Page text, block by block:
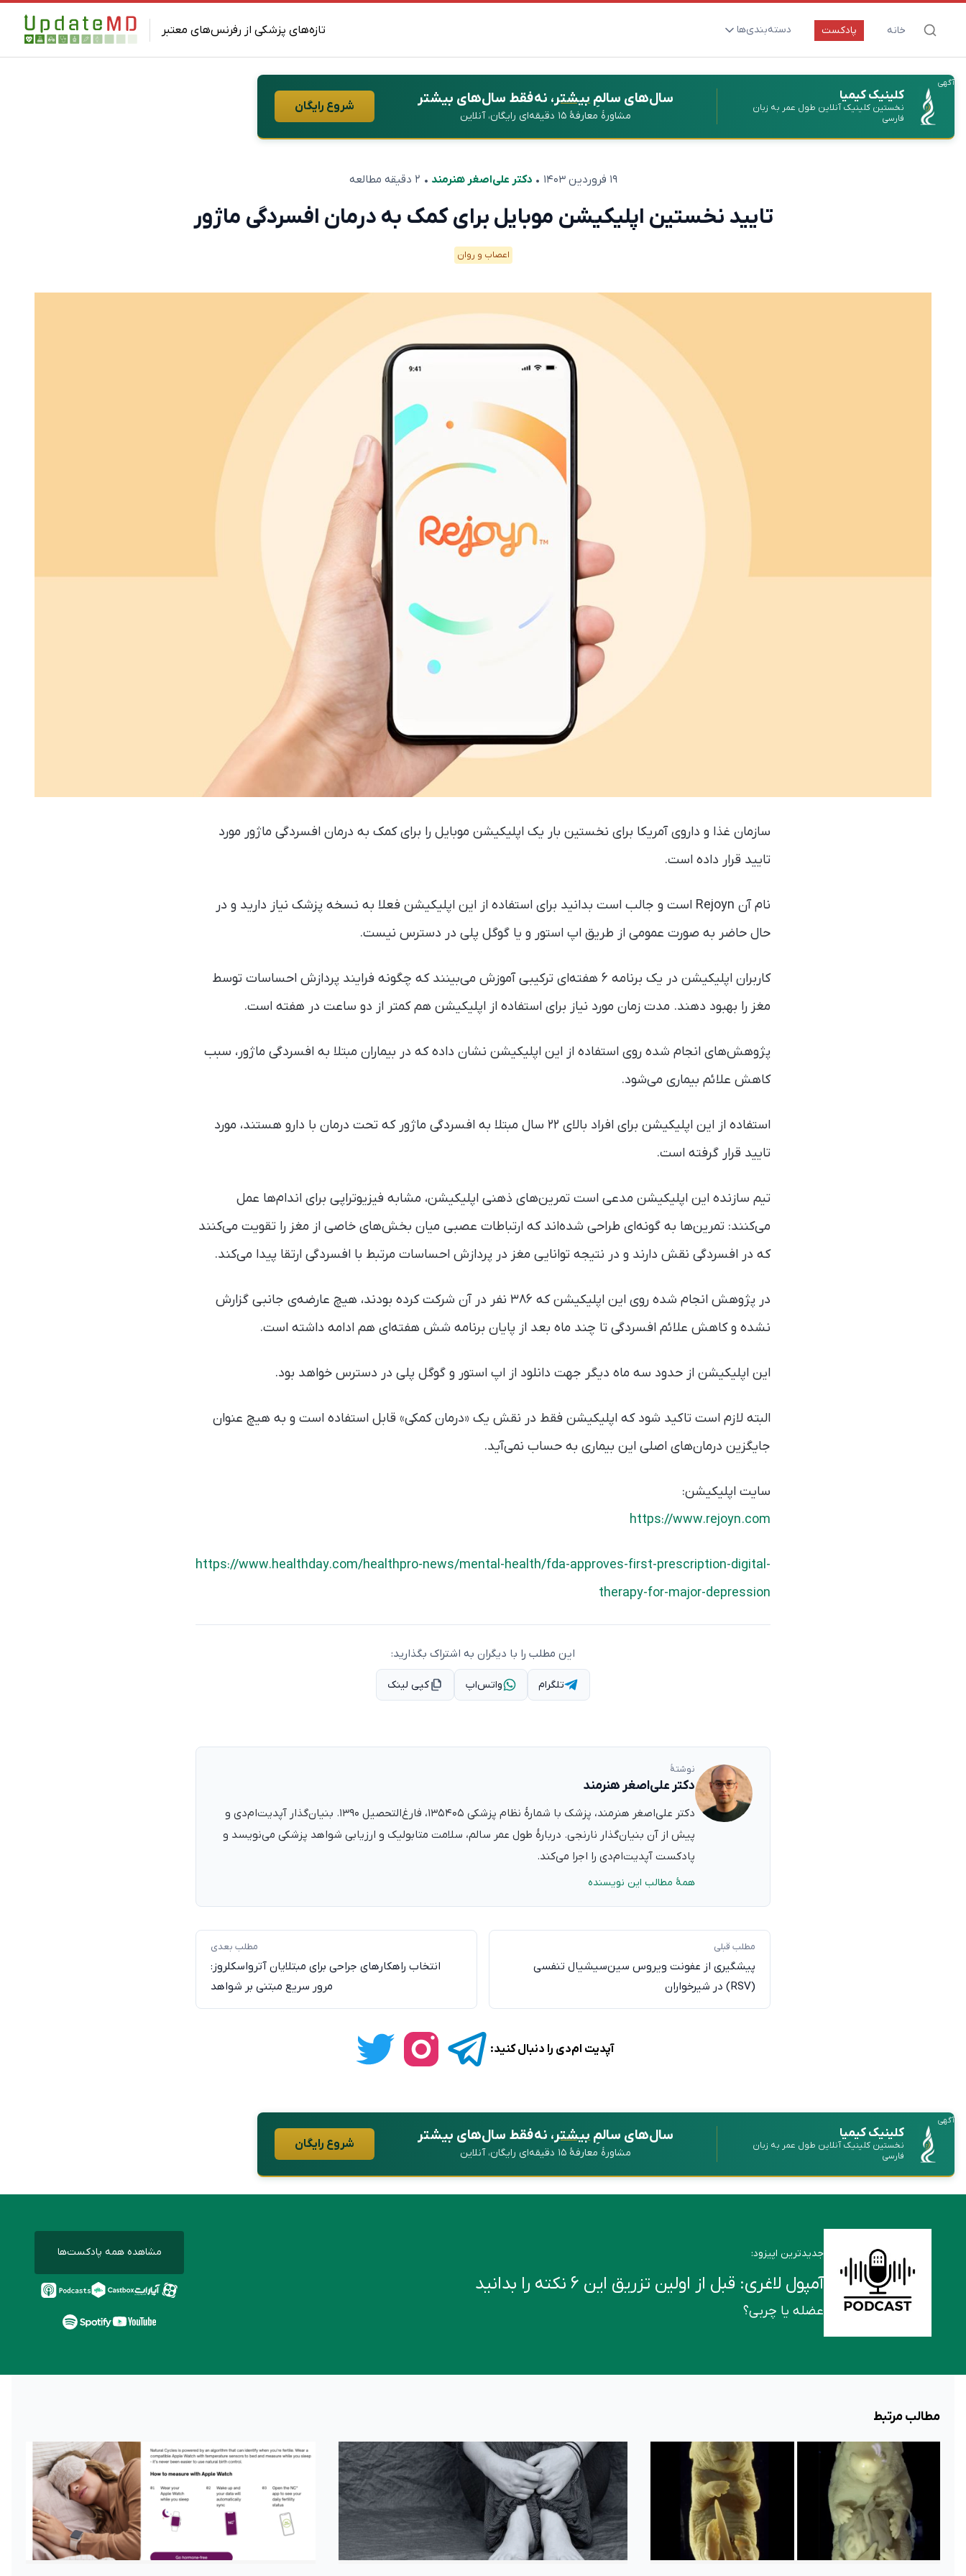
تازه‌های پزشکی از رفرنس‌های معتبر خانه پادکست دسته‌بندی‌ها
ارتقای سلامت و طول عمر
بیماری‌ها و پاتوژن‌ها
تغذیه و مکمل‌ها
مادر و کودک
آگهی
کلینیک کیمیا
نخستین کلینیک آنلاین طول عمر به زبان
فارسی
سال‌های سالمِبیشتر، نه فقط سال‌های بیشتر
مشاورهٔ معارفهٔ ۱۵ دقیقه‌ای رایگان، آنلاین
شروع رایگان
۱۹ فروردین ۱۴۰۳ •دکتر علی‌اصغر هنرمند • ۲ دقیقه مطالعه
تایید نخستین اپلیکیشن موبایل برای کمک به درمان افسردگی ماژور
اعصاب و روان
سازمان غذا و داروی آمریکا برای نخستین بار یک اپلیکیشن موبایل را برای کمک به درمان افسردگی ماژور مورد
تایید قرار داده است.
نام آن Rejoyn است و جالب است بدانید برای استفاده از این اپلیکیشن فعلا به نسخه پزشک نیاز دارید و در
حال حاضر به صورت عمومی از طریق اپ استور و یا گوگل پلی در دسترس نیست.
کاربران اپلیکیشن در یک برنامه ۶ هفته‌ای ترکیبی آموزش می‌بینند که چگونه فرایند پردازش احساسات توسط
مغز را بهبود دهند. مدت زمان مورد نیاز برای استفاده از اپلیکیشن هم کمتر از دو ساعت در هفته‌ است.
پژوهش‌های انجام شده روی استفاده از این اپلیکیشن نشان داده که در بیماران مبتلا به افسردگی ماژور، سبب
کاهش علائم بیماری می‌شود.
استفاده از این اپلیکیشن برای افراد بالای ۲۲ سال مبتلا به افسردگی ماژور که تحت درمان با دارو هستند، مورد
تایید قرار گرفته است.
تیم سازنده این اپلیکیشن مدعی است تمرین‌های ذهنی اپلیکیشن، مشابه فیزیوتراپی برای اندام‌ها عمل
می‌کنند: تمرین‌ها به گونه‌ای طراحی شده‌اند که ارتباطات عصبی میان بخش‌های خاصی از مغز را تقویت می‌کنند
که در افسردگی نقش دارند و در نتیجه توانایی مغز در پردازش احساسات مرتبط با افسردگی ارتقا پیدا می‌کند.
در پژوهش انجام شده روی این اپلیکیشن که ۳۸۶ نفر در آن شرکت کرده‌ بودند، هیچ عارضه‌ی جانبی گزارش
نشده و کاهش علائم افسردگی تا چند ماه بعد از پایان برنامه شش هفته‌ای هم ادامه داشته است.
این اپلیکیشن از حدود سه ماه دیگر جهت دانلود از اپ استور و گوگل پلی در دسترس خواهد بود.
البته لازم است تاکید شود که اپلیکیشن فقط در نقش یک «درمان کمکی» قابل استفاده است و به هیچ عنوان
جایگزین درمان‌های اصلی این بیماری به حساب نمی‌آید.
سایت اپلیکیشن:
https://www.rejoyn.com
https://www.healthday.com/healthpro-news/mental-health/fda-approves-first-prescription-digital-
therapy-for-major-depression
این مطلب را با دیگران به اشتراک بگذارید:
تلگرام واتس‌اپ کپی لینک
نوشتهٔ
دکتر علی‌اصغر هنرمند
دکتر علی‌اصغر هنرمند، پزشک با شمارهٔ نظام پزشکی ۱۳۵۴۰۵، فارغ‌التحصیل ۱۳۹۰. بنیان‌گذار آپدیت‌ام‌دی و
پیش از آن بنیان‌گذار نارنجی. دربارهٔ طول عمر سالم، سلامت متابولیک و ارزیابی شواهد پزشکی می‌نویسد و
پادکست آپدیت‌ام‌دی را اجرا می‌کند.
همهٔ مطالب این نویسنده
مطلب قبلی
پیشگیری از عفونت ویروس سین‌سیشیال تنفسی
(RSV) در شیرخواران
مطلب بعدی
انتخاب راهکارهای جراحی برای مبتلایان آترواسکلروز:
مرور سریع مبتنی بر شواهد
آپدیت ام‌دی را دنبال کنید:
آگهی
کلینیک کیمیا
نخستین کلینیک آنلاین طول عمر به زبان
فارسی
سال‌های سالمِبیشتر، نه فقط سال‌های بیشتر
مشاورهٔ معارفهٔ ۱۵ دقیقه‌ای رایگان، آنلاین
شروع رایگان
جدیدترین اپیزود:
آمپول لاغری: قبل از اولین تزریق این ۶ نکته را بدانید
عضله یا چربی؟
مشاهده همه پادکست‌ها
مطالب مرتبط